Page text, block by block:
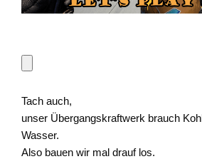
Tach auch,
unser Übergangskraftwerk brauch
Wasser.
Also bauen wir mal drauf los.